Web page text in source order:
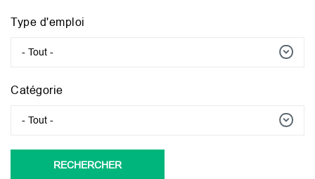
Type d'emploi
- Tout -
Catégorie
- Tout -
RECHERCHER